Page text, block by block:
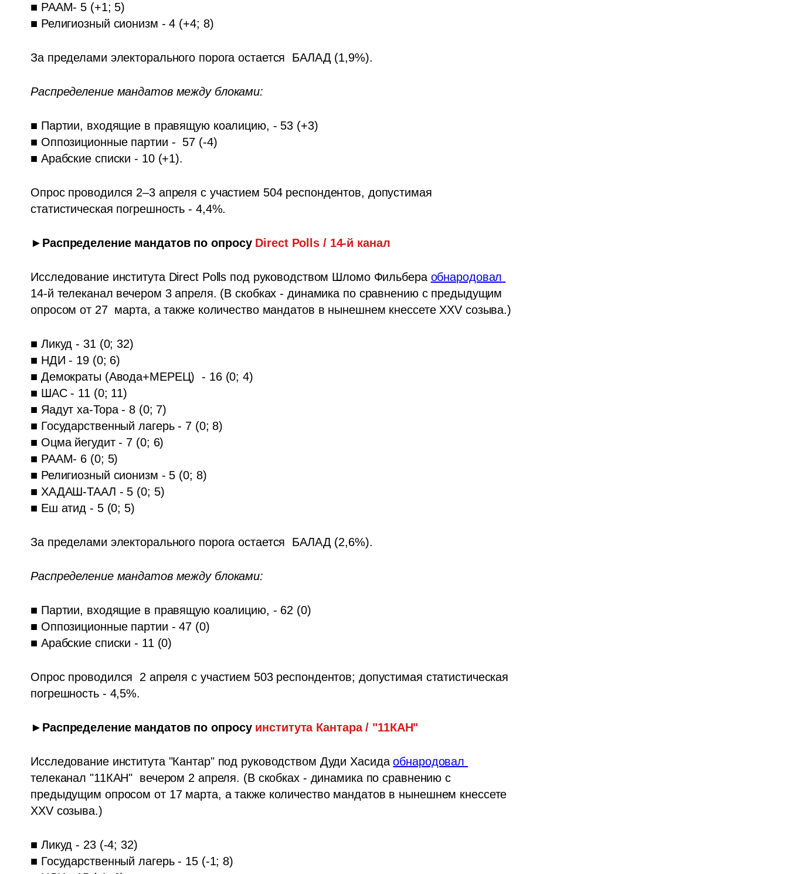
■ РААМ- 5 (+1; 5)
■ Религиозный сионизм - 4 (+4; 8)
За пределами электорального порога остается  БАЛАД (1,9%).
Распределение мандатов между блоками:
■ Партии, входящие в правящую коалицию, - 53 (+3)
■ Оппозиционные партии -  57 (-4)
■ Арабские списки - 10 (+1).
Опрос проводился 2–3 апреля с участием 504 респондентов, допустимая
статистическая погрешность - 4,4%.
►Распределение мандатов по опросу Direct Polls / 14-й канал
Исследование института Direct Polls под руководством Шломо Фильбера
14-й телеканал вечером 3 апреля. (В скобках - динамика по сравнению с предыдущим
опросом от 27  марта, а также количество мандатов в нынешнем кнессете XXV созыва.)
■ Ликуд - 31 (0; 32)
■ НДИ - 19 (0; 6)
■ Демократы (Авода+МЕРЕЦ)  - 16 (0; 4)
■ ШАС - 11 (0; 11)
■ Яадут ха-Тора - 8 (0; 7)
■ Государственный лагерь - 7 (0; 8)
■ Оцма йегудит - 7 (0; 6)
■ РААМ- 6 (0; 5)
■ Религиозный сионизм - 5 (0; 8)
■ ХАДАШ-ТААЛ - 5 (0; 5)
■ Еш атид - 5 (0; 5)
За пределами электорального порога остается  БАЛАД (2,6%).
Распределение мандатов между блоками:
■ Партии, входящие в правящую коалицию, - 62 (0)
■ Оппозиционные партии - 47 (0)
■ Арабские списки - 11 (0)
Опрос проводился  2 апреля с участием 503 респондентов; допустимая статистическая
погрешность - 4,5%.
►Распределение мандатов по опросу института Кантара / "11КАН"
Исследование института "Кантар" под руководством Дуди Хасида
телеканал "11КАН"  вечером 2 апреля. (В скобках - динамика по сравнению с
предыдущим опросом от 17 марта, а также количество мандатов в нынешнем кнессете
XXV созыва.)
■ Ликуд - 23 (-4; 32)
■ Государственный лагерь - 15 (-1; 8)